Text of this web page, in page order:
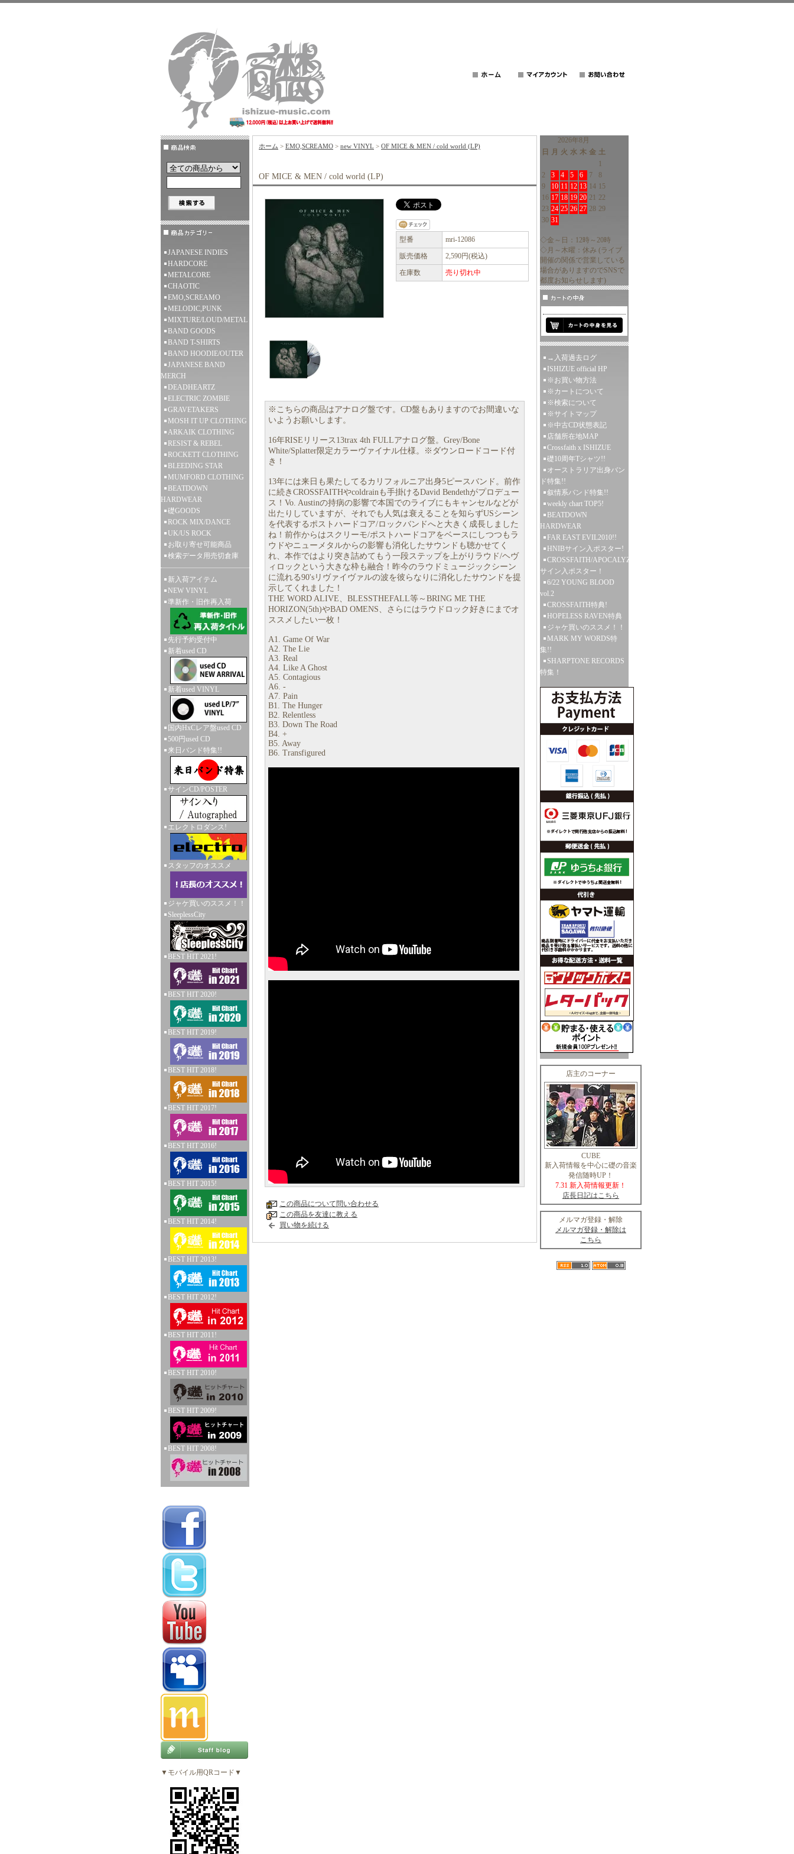
JAPANESE INDIES
HARDCORE
METALCORE
CHAOTIC
EMO,SCREAMO
MELODIC,PUNK
MIXTURE/LOUD/METAL
BAND GOODS
BAND T-SHIRTS
BAND HOODIE/OUTER
JAPANESE BAND
MERCH
DEADHEARTZ
ELECTRIC ZOMBIE
GRAVETAKERS
MOSH IT UP CLOTHING
ARKAIK CLOTHING
RESIST & REBEL
ROCKETT CLOTHING
BLEEDING STAR
MUMFORD CLOTHING
BEATDOWN
HARDWEAR
礎GOODS
ROCK MIX/DANCE
UK/US ROCK
お取り寄せ可能商品
検索データ用売切倉庫
新入荷アイテム
NEW VINYL
準新作・旧作再入荷
先行予約受付中
新着used CD
新着used VINYL
国内HxCレア盤used CD
500円used CD
来日バンド特集!!
サインCD/POSTER
エレクトロダンス!
スタッフのオススメ
ジャケ買いのススメ！！
SleeplessCity
BEST HIT 2021!
BEST HIT 2020!
BEST HIT 2019!
BEST HIT 2018!
BEST HIT 2017!
BEST HIT 2016!
BEST HIT 2015!
BEST HIT 2014!
BEST HIT 2013!
BEST HIT 2012!
BEST HIT 2011!
BEST HIT 2010!
BEST HIT 2009!
BEST HIT 2008!
▼モバイル用QRコード▼
ホーム > EMO,SCREAMO > new VINYL > OF MICE & MEN / cold world (LP)
OF MICE & MEN / cold world (LP)
型番
mri-12086
販売価格
2,590円(税込)
在庫数
売り切れ中
※こちらの商品はアナログ盤です。CD盤もありますのでお間違いな
いようお願いします。
16年RISEリリース13trax 4th FULLアナログ盤。Grey/Bone
White/Splatter限定カラーヴァイナル仕様。※ダウンロードコード付
き！
13年には来日も果たしてるカリフォルニア出身5ピースバンド。前作
に続きCROSSFAITHやcoldrainも手掛けるDavid Bendethがプロデュー
ス！Vo. Austinの持病の影響で本国でのライブにもキャンセルなどが
出たりしていますが、それでも人気は衰えることを知らずUSシーン
を代表するポストハードコア/ロックバンドへと大きく成長しました
ね！前作からはスクリーモ/ポストハードコアをベースにしつつもラ
ウドやニューメタルからの影響も消化したサウンドも聴かせてく
れ、本作ではより突き詰めてもう一段ステップを上がりラウド/ヘヴ
ィロックという大きな枠も融合！昨今のラウドミュージックシーン
に流れる90'sリヴァイヴァルの波を彼らなりに消化したサウンドを提
示してくれました！
THE WORD ALIVE、BLESSTHEFALL等～BRING ME THE
HORIZON(5th)やBAD OMENS、さらにはラウドロック好きにまでオ
ススメしたい一枚！
A1. Game Of War
A2. The Lie
A3. Real
A4. Like A Ghost
A5. Contagious
A6. -
A7. Pain
B1. The Hunger
B2. Relentless
B3. Down The Road
B4. +
B5. Away
B6. Transfigured
この商品について問い合わせる
この商品を友達に教える
買い物を続ける
2026年8月
日
月 火 水 木 金 土
1
2
3 4 5 6 7
8
9
10 11 12 13 14 15
16 17 18 19 20 21 22
23 24 25 26 27 28 29
30 31
◇金～日：12時～20時
◇月～木曜：休み (ライブ
開催の関係で営業している
場合がありますのでSNSで
都度お知らせします)
→入荷過去ログ
ISHIZUE official HP
※お買い物方法
※カートについて
※検索について
※サイトマップ
※中古CD状態表記
店舗所在地MAP
Crossfaith x ISHIZUE
礎10周年Tシャツ!!
オーストラリア出身バン
ド特集!!
叙情系バンド特集!!
weekly chart TOP5!
BEATDOWN
HARDWEAR
FAR EAST EVIL2010!!
HNIBサイン入ポスター!
CROSSFAITH/APOCALYZE
サイン入ポスター！
6/22 YOUNG BLOOD
vol.2
CROSSFAITH特典!
HOPELESS RAVEN特典
ジャケ買いのススメ！！
MARK MY WORDS特
集!!
SHARPTONE RECORDS
特集！
店主のコーナー
CUBE
新入荷情報を中心に礎の音楽
発信随時UP！
7.31 新入荷情報更新！
店長日記はこちら
メルマガ登録・解除
メルマガ登録・解除は
こちら